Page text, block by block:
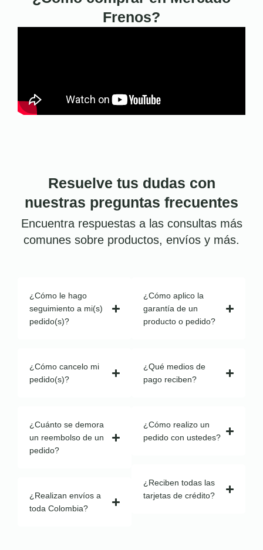
Frenos?
Resuelve tus dudas con
nuestras preguntas frecuentes
Encuentra respuestas a las consultas más
comunes sobre productos, envíos y más.
¿Cómo le hago
seguimiento a mi(s)
pedido(s)?
¿Cómo cancelo mi
pedido(s)?
¿Cuánto se demora
un reembolso de un
pedido?
¿Realizan envíos a
toda Colombia?
¿Cómo aplico la
garantía de un
producto o pedido?
¿Qué medios de
pago reciben?
¿Cómo realizo un
pedido con ustedes?
¿Reciben todas las
tarjetas de crédito?